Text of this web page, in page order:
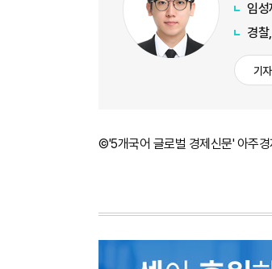
임
경
기
©'5개국어 글로벌 경제신문' 아주경